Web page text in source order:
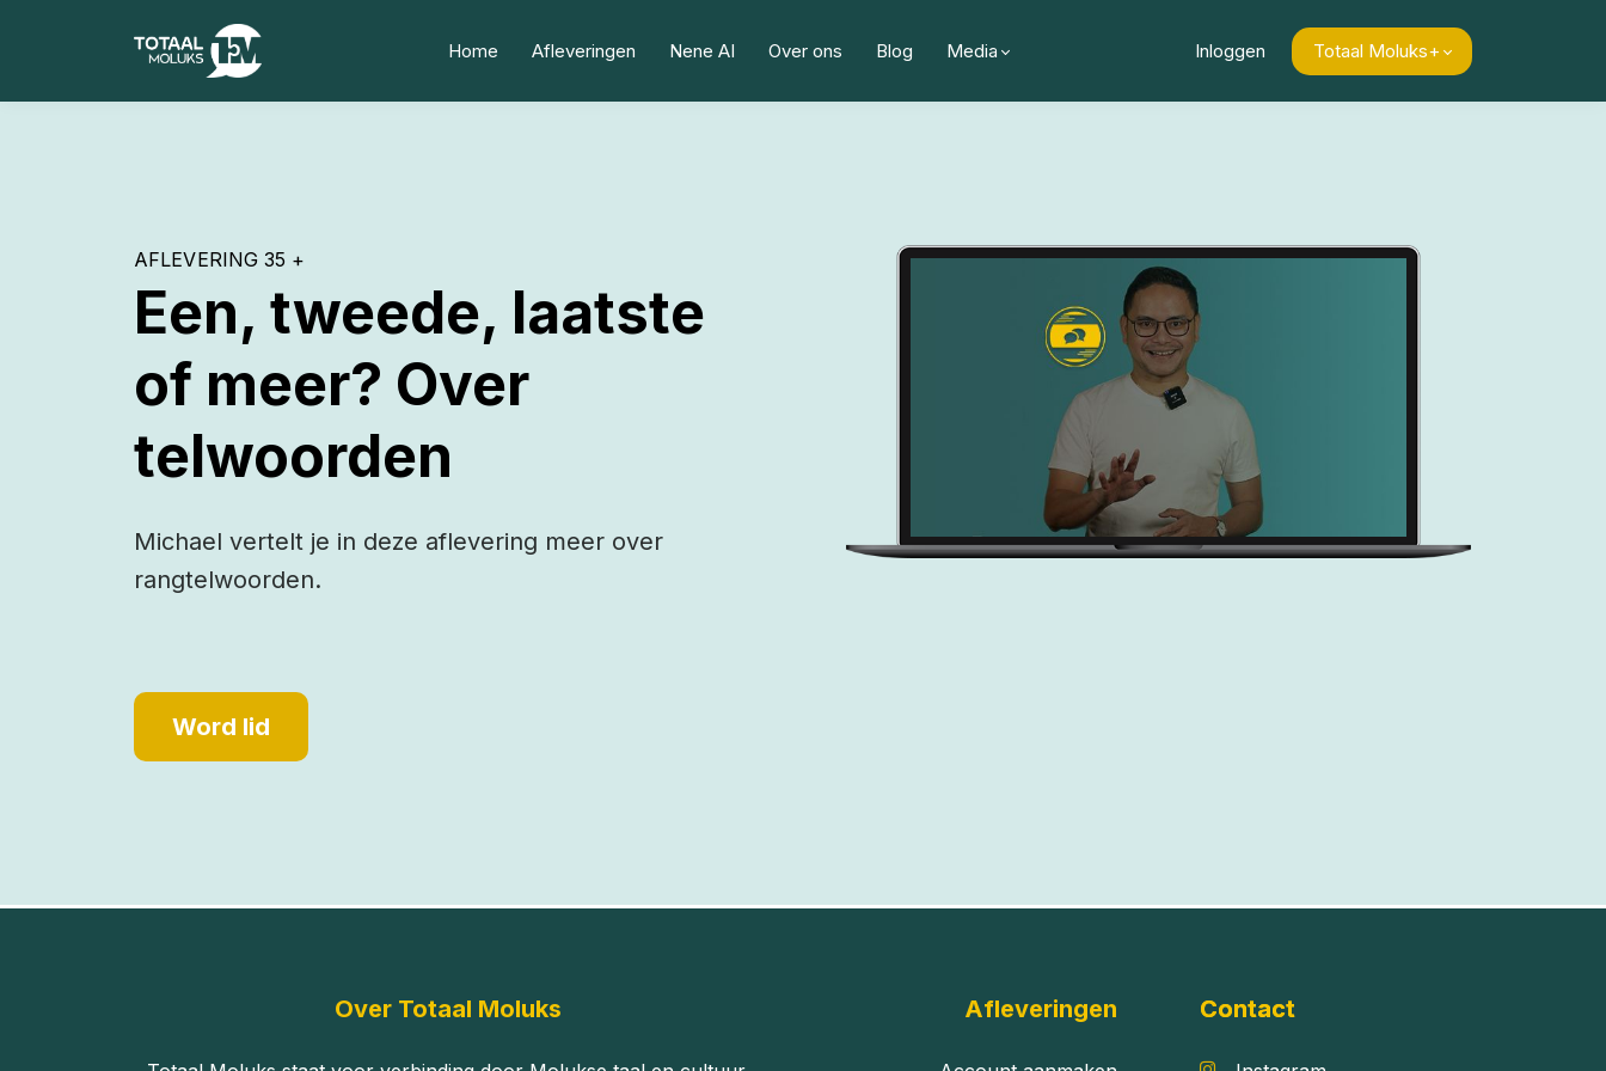
Home Afleveringen Nene AI Over ons Blog Media Inloggen Totaal Moluks+
AFLEVERING 35 +
Een, tweede, laatste
of meer? Over
telwoorden
Michael vertelt je in deze aflevering meer over
rangtelwoorden.
Word lid
Over Totaal Moluks Afleveringen Contact